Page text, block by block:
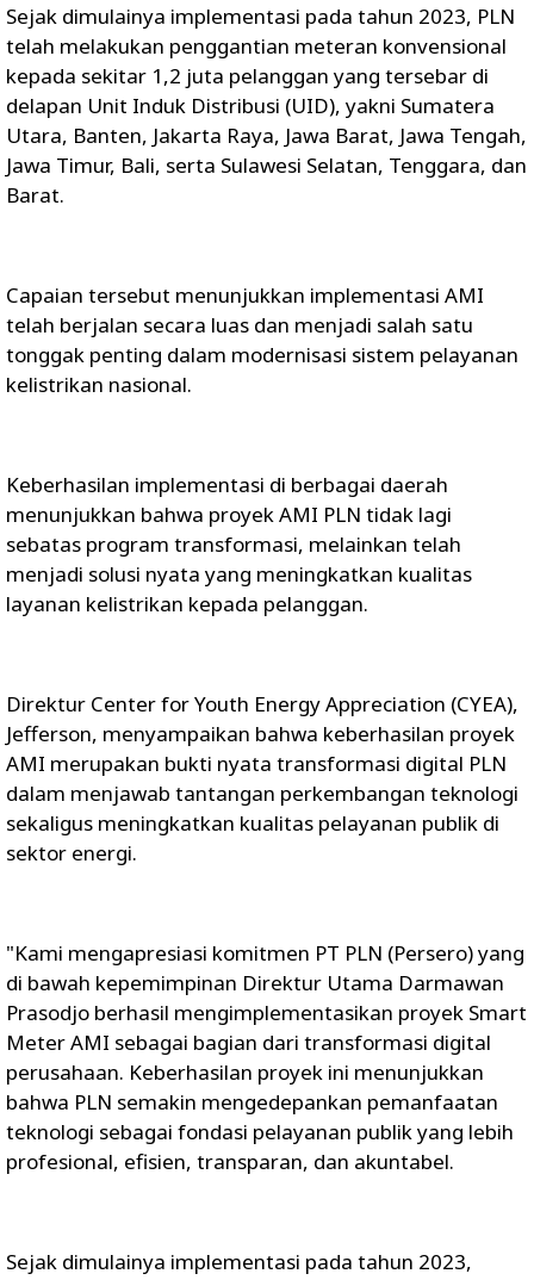
Sejak dimulainya implementasi pada tahun 2023, PLN
telah melakukan penggantian meteran konvensional
kepada sekitar 1,2 juta pelanggan yang tersebar di
delapan Unit Induk Distribusi (UID), yakni Sumatera
Utara, Banten, Jakarta Raya, Jawa Barat, Jawa Tengah,
Jawa Timur, Bali, serta Sulawesi Selatan, Tenggara, dan
Barat.
Capaian tersebut menunjukkan implementasi AMI
telah berjalan secara luas dan menjadi salah satu
tonggak penting dalam modernisasi sistem pelayanan
kelistrikan nasional.
Keberhasilan implementasi di berbagai daerah
menunjukkan bahwa proyek AMI PLN tidak lagi
sebatas program transformasi, melainkan telah
menjadi solusi nyata yang meningkatkan kualitas
layanan kelistrikan kepada pelanggan.
Direktur Center for Youth Energy Appreciation (CYEA),
Jefferson, menyampaikan bahwa keberhasilan proyek
AMI merupakan bukti nyata transformasi digital PLN
dalam menjawab tantangan perkembangan teknologi
sekaligus meningkatkan kualitas pelayanan publik di
sektor energi.
"Kami mengapresiasi komitmen PT PLN (Persero) yang
di bawah kepemimpinan Direktur Utama Darmawan
Prasodjo berhasil mengimplementasikan proyek Smart
Meter AMI sebagai bagian dari transformasi digital
perusahaan. Keberhasilan proyek ini menunjukkan
bahwa PLN semakin mengedepankan pemanfaatan
teknologi sebagai fondasi pelayanan publik yang lebih
profesional, efisien, transparan, dan akuntabel.
Sejak dimulainya implementasi pada tahun 2023,